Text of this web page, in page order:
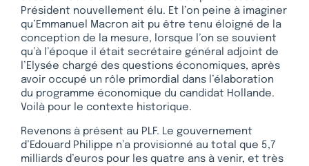
Président nouvellement élu. Et l’on peine à imaginer
qu’Emmanuel Macron ait pu être tenu éloigné de la
conception de la mesure, lorsque l’on se souvient
qu’à l’époque il était secrétaire général adjoint de
l’Elysée chargé des questions économiques, après
avoir occupé un rôle primordial dans l’élaboration
du programme économique du candidat Hollande.
Voilà pour le contexte historique.
Revenons à présent au PLF. Le gouvernement
d’Edouard Philippe n’a provisionné au total que 5,7
milliards d’euros pour les quatre ans à venir, et très